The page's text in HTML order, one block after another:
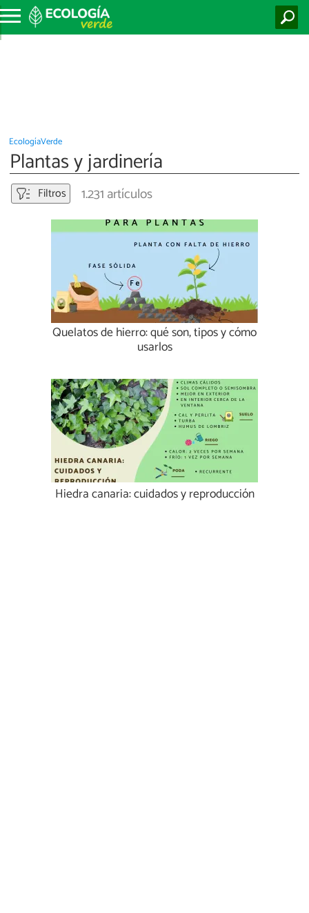
EcologíaVerde
Plantas y jardinería
Filtros 1.231 artículos
Quelatos de hierro: qué son, tipos y cómo
usarlos
Hiedra canaria: cuidados y reproducción